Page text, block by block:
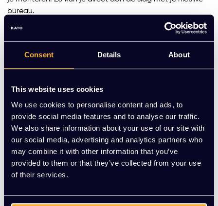
Consent Details About
This website uses cookies
We use cookies to personalise content and ads, to
provide social media features and to analyse our traffic.
We also share information about your use of our site with
our social media, advertising and analytics partners who
may combine it with other information that you’ve
provided to them or that they’ve collected from your use
of their services.
bureau.
Elektrisch verstelbaar bureau
elektrisch verstelbare bureausin ons assortiment.
Hiermee bespaar je moeite bij het instellen van de juiste
werken. Hetverstelbaar bureau KT Basic
geheugenfunctie waarmee je gemakkelijk vooraf
ingestelde hoogtes kunt vinden. Onze elektrisch
verstelbare bureaus zijn meestal zit sta bureaus,
waardoor je kunt afwisselen tussen zittend en staand
werken tijdens lange werkdagen.
Zit sta bureaus